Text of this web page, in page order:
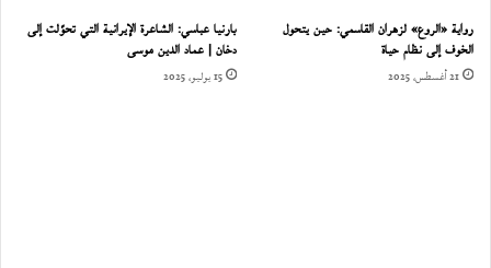
رواية «الروع» لزهران القاسمي: حين يتحول
الخوف إلى نظام حياة
21 أغسطس، 2025
بارنيا عباسي: الشاعرة الإيرانية التي تحوّلت إلى
دخان | عماد الدين موسى
15 يوليو، 2025